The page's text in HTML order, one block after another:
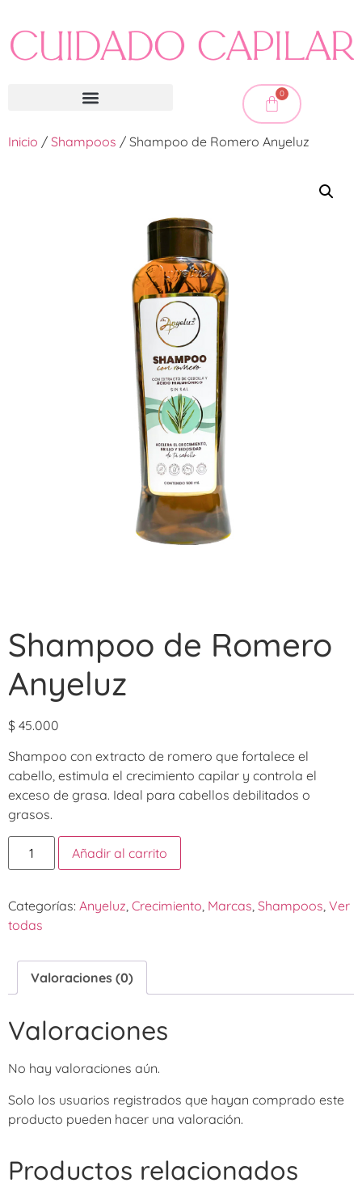
0
Inicio / Shampoos / Shampoo de Romero Anyeluz
Shampoo de Romero
Anyeluz
$ 45.000
Shampoo con extracto de romero que fortalece el
cabello, estimula el crecimiento capilar y controla el
exceso de grasa. Ideal para cabellos debilitados o
grasos.
Añadir al carrito
Categorías: Anyeluz Crecimiento Marcas Shampoos Ver
todas
Valoraciones (0)
Valoraciones
No hay valoraciones aún.
Solo los usuarios registrados que hayan comprado este
producto pueden hacer una valoración.
Productos relacionados